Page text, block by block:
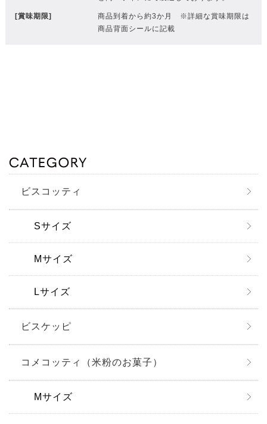
[賞味期限]
商品到着から約3か月 ※詳細な賞味期限は
商品背面シールに記載
ビスコッティ
Sサイズ
Mサイズ
Lサイズ
ビスケッピ
コメコッティ（米粉のお菓子）
Mサイズ